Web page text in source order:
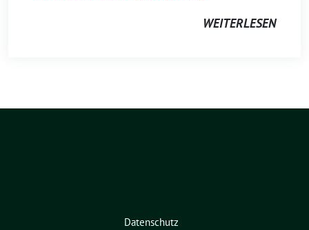
WEITERLESEN
Datenschutz